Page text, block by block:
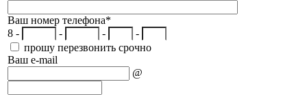
Ваш номер телефона*
8 -
- -
-
прошу перезвонить срочно
Ваш e-mail
@